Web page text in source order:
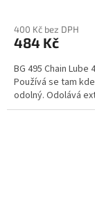
produktu
je
z
5
hvězdiček.
400 Kč bez DPH
484 Kč
BG 495 Chain
Používá se tam
odolný. Odolává